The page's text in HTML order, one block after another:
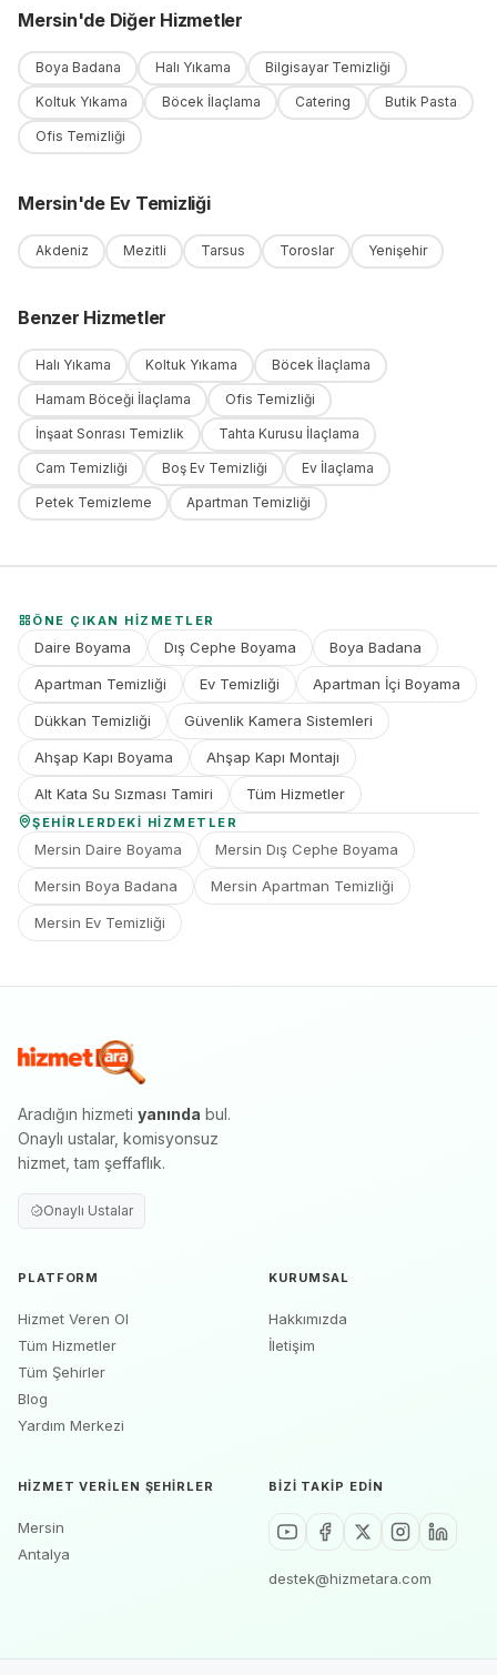
Mersin'deDiğer Hizmetler
Boya Badana Halı Yıkama Bilgisayar Temizliği
Koltuk Yıkama Böcek İlaçlama Catering Butik Pasta
Ofis Temizliği
Mersin'de Ev Temizliği
Akdeniz Mezitli Tarsus Toroslar Yenişehir
Benzer Hizmetler
Halı Yıkama Koltuk Yıkama Böcek İlaçlama
Hamam Böceği İlaçlama Ofis Temizliği
İnşaat Sonrası Temizlik Tahta Kurusu İlaçlama
Cam Temizliği Boş Ev Temizliği Ev İlaçlama
Petek Temizleme Apartman Temizliği
ÖNE ÇIKAN HIZMETLER
Daire Boyama Dış Cephe Boyama Boya Badana
Apartman Temizliği Ev Temizliği Apartman İçi Boyama
Dükkan Temizliği Güvenlik Kamera Sistemleri
Ahşap Kapı Boyama Ahşap Kapı Montajı
Alt Kata Su Sızması Tamiri Tüm Hizmetler
ŞEHIRLERDEKI HIZMETLER
Mersin Daire Boyama Mersin Dış Cephe Boyama
Mersin Boya Badana Mersin Apartman Temizliği
Mersin Ev Temizliği
Aradığın hizmeti yanında bul.
Onaylı ustalar, komisyonsuz
hizmet, tam şeffaflık.
Onaylı Ustalar
PLATFORM
Hizmet Veren Ol
Tüm Hizmetler
Tüm Şehirler
Blog
Yardım Merkezi
KURUMSAL
Hakkımızda
İletişim
HIZMET VERILEN ŞEHIRLER
Mersin
Antalya
BIZI TAKIP EDIN
destek@hizmetara.com